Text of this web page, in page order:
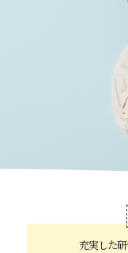
充実した